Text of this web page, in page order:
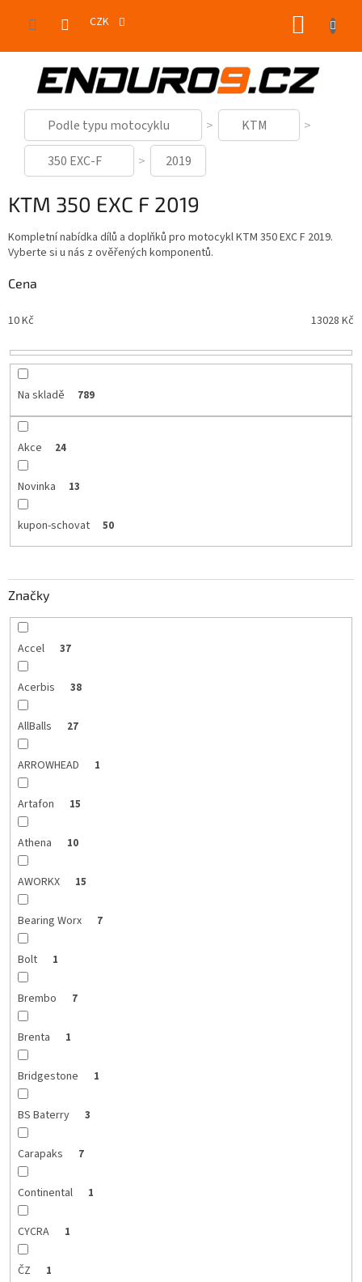
CZK
Podle typu motocyklu
KTM
350 EXC-F
2019
KTM 350 EXC F 2019
Kompletní nabídka dílů a doplňků pro motocykl KTM 350 EXC F 2019.
Vyberte si u nás z ověřených komponentů.
Cena
10Kč 13028 Kč
Na skladě 789
Akce 24
Novinka 13
kupon-schovat 50
Značky
Accel 37
Acerbis 38
AllBalls 27
ARROWHEAD 1
Artafon 15
Athena 10
AWORKX 15
Bearing Worx 7
Bolt 1
Brembo 7
Brenta 1
Bridgestone 1
BS Baterry 3
Carapaks 7
Continental 1
CYCRA 1
ČZ 1